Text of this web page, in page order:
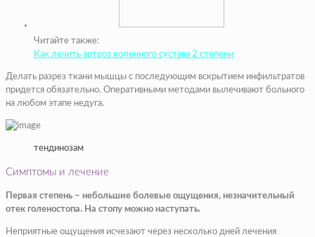
Читайте также:
Как лечить артроз коленного сустава 2 степени
Делать разрез ткани мышцы с последующим вскрытием инфильтратов
придется обязательно. Оперативными методами вылечивают больного
на любом этапе недуга.
​тендинозам​
Симптомы и лечение
​Первая степень – небольшие болевые ощущения, незначительный
отек голеностопа. На стопу можно наступать.
Неприятные ощущения исчезают через несколько дней лечения